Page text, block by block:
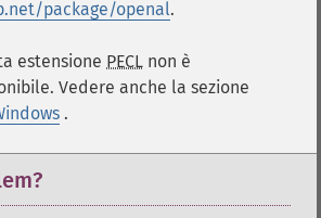
package/openal.
estensione PECL non è
Vedere anche la sezione
.